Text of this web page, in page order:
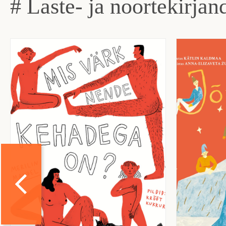
# Laste- ja